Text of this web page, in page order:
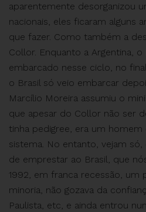
aparentemente desorganizou
nacionais, eles ficaram alguns
que fazer. Como também a
Collor. Enquanto a Argentina,
embarcado nesse ciclo, no
o Brasil só veio embarcar
Marcílio Moreira assumiu o
que apesar do Collor não ser
tinha pedigree, era um
sistema. No entanto, vejam
de emprestar ao Brasil, que
1992, em franca recessão, um
minoria, não gozava da
Paulista, etc, e ainda entrou